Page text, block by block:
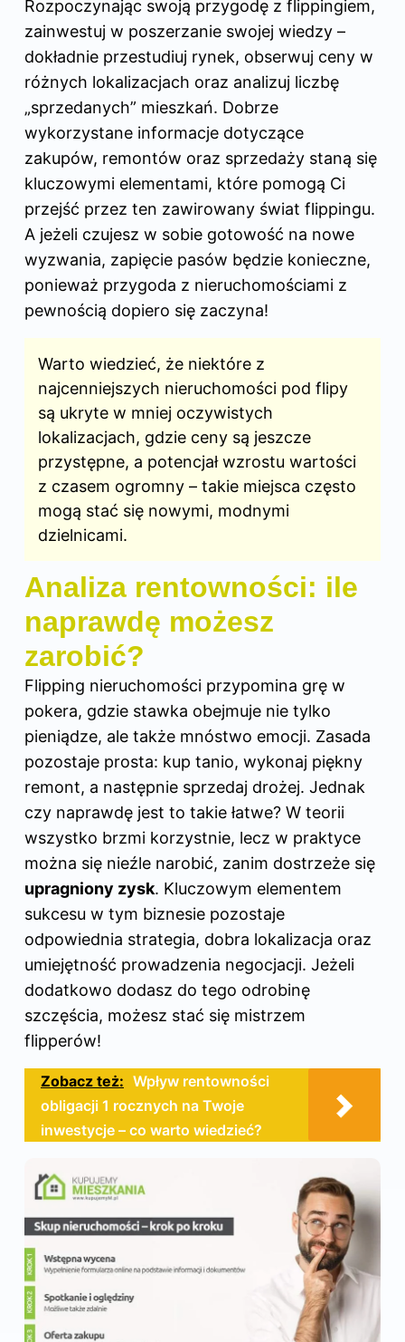
Rozpoczynając swoją przygodę z flippingiem,
zainwestuj w poszerzanie swojej wiedzy –
dokładnie przestudiuj rynek, obserwuj ceny w
różnych lokalizacjach oraz analizuj liczbę
„sprzedanych” mieszkań. Dobrze
wykorzystane informacje dotyczące
zakupów, remontów oraz sprzedaży staną się
kluczowymi elementami, które pomogą Ci
przejść przez ten zawirowany świat flippingu.
A jeżeli czujesz w sobie gotowość na nowe
wyzwania, zapięcie pasów będzie konieczne,
ponieważ przygoda z nieruchomościami z
pewnością dopiero się zaczyna!
Warto wiedzieć, że niektóre z
najcenniejszych nieruchomości pod flipy
są ukryte w mniej oczywistych
lokalizacjach, gdzie ceny są jeszcze
przystępne, a potencjał wzrostu wartości
z czasem ogromny – takie miejsca często
mogą stać się nowymi, modnymi
dzielnicami.
Analiza rentowności: ile
naprawdę możesz
zarobić?
Flipping nieruchomości przypomina grę w
pokera, gdzie stawka obejmuje nie tylko
pieniądze, ale także mnóstwo emocji. Zasada
pozostaje prosta: kup tanio, wykonaj piękny
remont, a następnie sprzedaj drożej. Jednak
czy naprawdę jest to takie łatwe? W teorii
wszystko brzmi korzystnie, lecz w praktyce
można się nieźle narobić, zanim dostrzeże się
upragniony zysk. Kluczowym elementem
sukcesu w tym biznesie pozostaje
odpowiednia strategia, dobra lokalizacja oraz
umiejętność prowadzenia negocjacji. Jeżeli
dodatkowo dodasz do tego odrobinę
szczęścia, możesz stać się mistrzem
flipperów!
Zobacz też: Wpływ rentowności
obligacji 1 rocznych na Twoje
inwestycje – co warto wiedzieć?